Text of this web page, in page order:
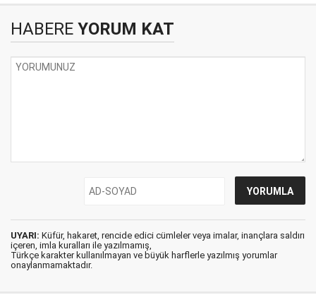
HABERE YORUM KAT
UYARI: Küfür, hakaret, rencide edici cümleler veya imalar, inançlara saldırı
içeren, imla kuralları ile yazılmamış,
Türkçe karakter kullanılmayan ve büyük harflerle yazılmış yorumlar
onaylanmamaktadır.